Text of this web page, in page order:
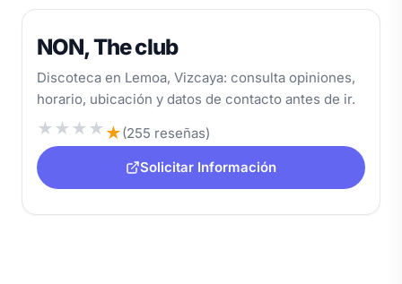
NON, The club
Discoteca en Lemoa, Vizcaya: consulta opiniones,
horario, ubicación y datos de contacto antes de ir.
★ ★ ★ ★ ★(255 reseñas)
Solicitar Información